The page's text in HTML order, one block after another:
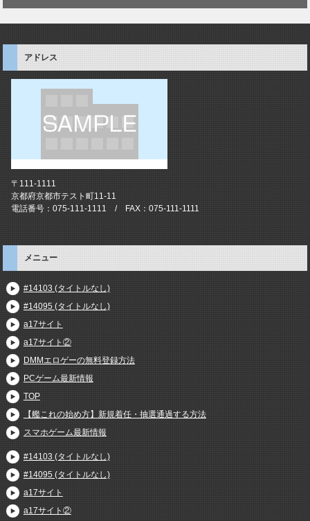
アドレス
〒111-1111
京都府京都市テスト町11-11
電話番号：075-111-1111 / FAX：075-111-1111
メニュー
#14103 (タイトルなし)
#14095 (タイトルなし)
a17サイト
a17サイト②
DMMエロゲーの無料登録方法
PCゲーム最新情報
TOP
【艦これの始め方】新規着任・抽選通過する方法
スマホゲーム最新情報
#14103 (タイトルなし)
#14095 (タイトルなし)
a17サイト
a17サイト②